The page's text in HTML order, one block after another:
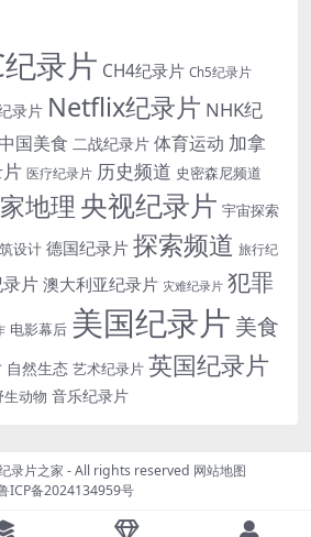
录片 CH4纪录片 Ch5纪录片
录片 Netflix纪录片 NHK纪
中国美食 二战纪录片 体育运动 加拿
医疗纪录片 历史频道 史密森尼频道
地理 央视纪录片 宇宙探索
设计 德国纪录片 探索频道 旅行纪
片 澳大利亚纪录片 灾难纪录片 犯罪
电影幕后 美国纪录片 美食
自然生态 艺术纪录片 英国纪录片
生动物 音乐纪录片
录片之家 - All rights reserved 网站地图
ICP备2024134959号